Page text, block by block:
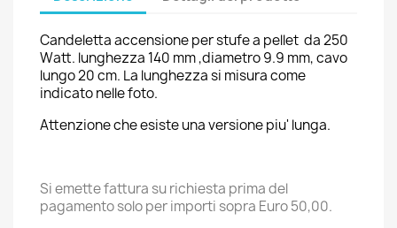
Candeletta accensione per stufe a pellet da 250
Watt. lunghezza 140 mm ,diametro 9.9 mm, cavo
lungo 20 cm. La lunghezza si misura come
indicato nelle foto.
Attenzione che esiste una versione piu' lunga.
Si emette fattura su richiesta prima del
pagamento solo per importi sopra Euro 50,00.